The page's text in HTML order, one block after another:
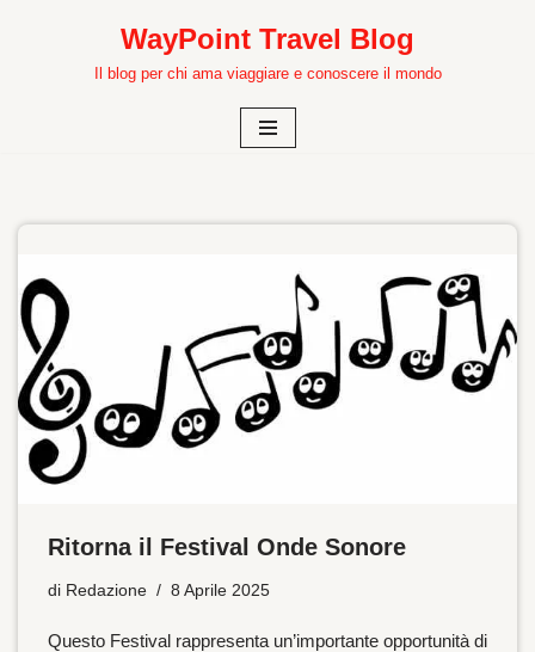
WayPoint Travel Blog
Il blog per chi ama viaggiare e conoscere il mondo
Ritorna il Festival Onde Sonore
di Redazione 8 Aprile 2025
Questo Festival rappresenta un’importante opportunità di